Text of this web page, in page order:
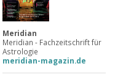
Meridian
Meridian - Fachzeitschrift für
Astrologie
meridian-magazin.de